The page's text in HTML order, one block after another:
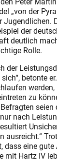
„von der
Jugendlichen.
der
deutlich
Rolle.
der
betonte
zu
nach
ausreicht.“
dass eine gute
mit Hartz IV